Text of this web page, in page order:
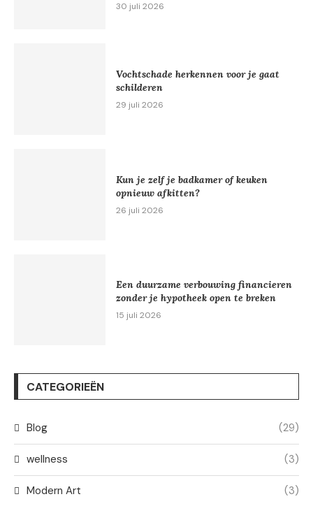
30 juli 2026
Vochtschade herkennen voor je gaat
schilderen
29 juli 2026
Kun je zelf je badkamer of keuken
opnieuw afkitten?
26 juli 2026
Een duurzame verbouwing financieren
zonder je hypotheek open te breken
15 juli 2026
CATEGORIEËN
Blog (29)
wellness (3)
Modern Art (3)